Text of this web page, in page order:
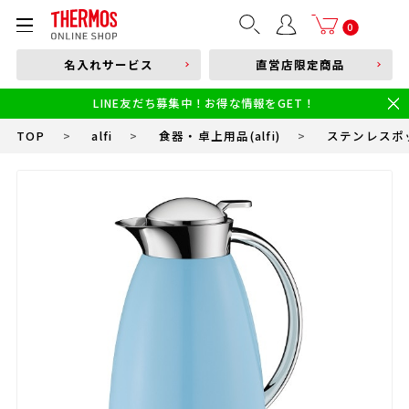
0
部品購入はこちら
本体品番やキーワードを入力
食洗機対応 新製品
幼児・園児向け水筒
小学生 低・中学年向け水筒
小学生 中・高学年向け水筒
名入れサービス 直営店限定商品
LINE友だち募集中！お得な情報をGET！
TOP > alfi > 食器・卓上用品(alfi) > ステンレス